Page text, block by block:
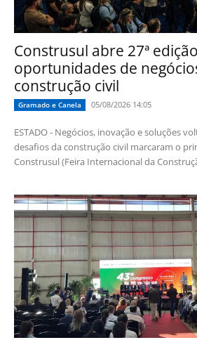
Construsul abre 27ª
oportunidades de
construção civil
Gramado e Canela 05/08/2026 14:05
ESTADO - Negócios, inovação e soluções
desafios da construção civil marcaram o
Construsul (Feira Internacional da